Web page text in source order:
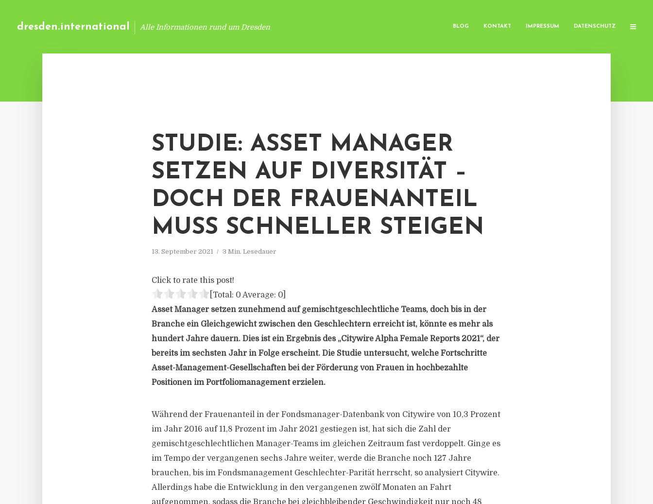
dresden.international Alle Informationen rund um Dresden BLOG KONTAKT IMPRESSUM DATENSCHUTZ
STUDIE: ASSET MANAGER
SETZEN AUF DIVERSITÄT –
DOCH DER FRAUENANTEIL
MUSS SCHNELLER STEIGEN
13. September 2021 3 Min. Lesedauer
Click to rate this post!
[Total: 0 Average: 0
Asset Manager setzen zunehmend auf gemischtgeschlechtliche Teams, doch bis in der
Branche ein Gleichgewicht zwischen den Geschlechtern erreicht ist, könnte es mehr als
hundert Jahre dauern. Dies ist ein Ergebnis des „Citywire Alpha Female Reports 2021“, der
bereits im sechsten Jahr in Folge erscheint. Die Studie untersucht, welche Fortschritte
Asset-Management-Gesellschaften bei der Förderung von Frauen in hochbezahlte
Positionen im Portfoliomanagement erzielen.
Während der Frauenanteil in der Fondsmanager-Datenbank von Citywire von 10,3 Prozent
im Jahr 2016 auf 11,8 Prozent im Jahr 2021 gestiegen ist, hat sich die Zahl der
gemischtgeschlechtlichen Manager-Teams im gleichen Zeitraum fast verdoppelt. Ginge es
im Tempo der vergangenen sechs Jahre weiter, werde die Branche noch 127 Jahre
brauchen, bis im Fondsmanagement Geschlechter-Parität herrscht, so analysiert Citywire.
Allerdings habe die Entwicklung in den vergangenen zwölf Monaten an Fahrt
aufgenommen, sodass die Branche bei gleichbleibender Geschwindigkeit nur noch 48